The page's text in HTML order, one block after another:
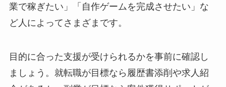
業で稼ぎたい」「自作ゲームを完成させたい」な
ど人によってさまざまです。
目的に合った支援が受けられるかを事前に確認し
ましょう。就転職が目標なら履歴書添削や求人紹